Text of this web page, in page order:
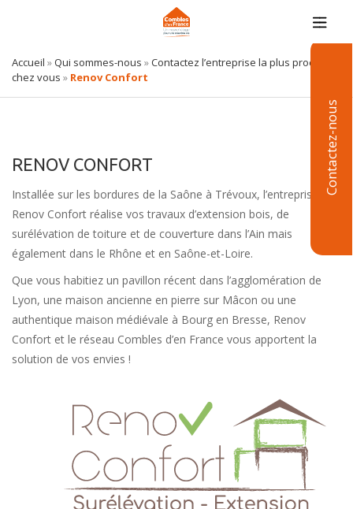
Contactez-nous
Accueil »Qui sommes-nous »Contactez l’entreprise la plus proche de
chez vous » Renov Confort
RENOV CONFORT
Installée sur les bordures de la Saône à Trévoux, l’entreprise
Renov Confort réalise vos travaux d’extension bois, de
surélévation de toiture et de couverture dans l’Ain mais
également dans le Rhône et en Saône-et-Loire.
Que vous habitiez un pavillon récent dans l’agglomération de
Lyon, une maison ancienne en pierre sur Mâcon ou une
authentique maison médiévale à Bourg en Bresse, Renov
Confort et le réseau Combles d’en France vous apportent la
solution de vos envies !